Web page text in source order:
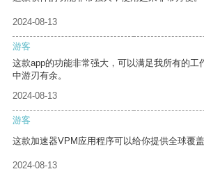
2024-08-13
游客
这款app的功能非常强大，可以满足我所有的工
中游刃有余。
2024-08-13
游客
这款加速器VPM应用程序可以给你提供全球覆
2024-08-13